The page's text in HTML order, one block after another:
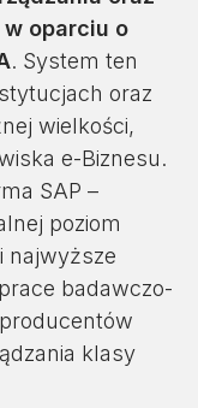
oparciu o
. System ten
oraz
wielkości,
e-Biznesu.
SAP –
poziom
najwyższe
badawczo-
klasy